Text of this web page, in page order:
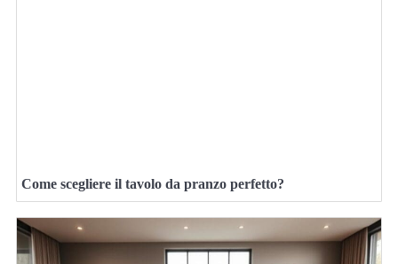
Come scegliere il tavolo da pranzo perfetto?